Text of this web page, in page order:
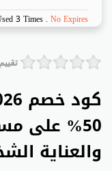
3 Times . No Expires
50% على
والعناية